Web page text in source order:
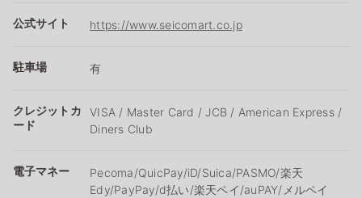
公式サイト https://www.seicomart.co.jp
駐車場 有
クレジットカ
ード
VISA / Master Card / JCB / American Express /
Diners Club
電子マネー
Pecoma/QuicPay/iD/Suica/PASMO/楽天
Edy/PayPay/d払い/楽天ペイ/auPAY/メルペイ